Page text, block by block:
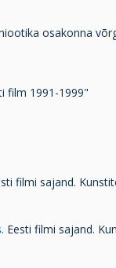
osakonna
film 1991-1999"
filmi sajand.
Eesti filmi sajand.